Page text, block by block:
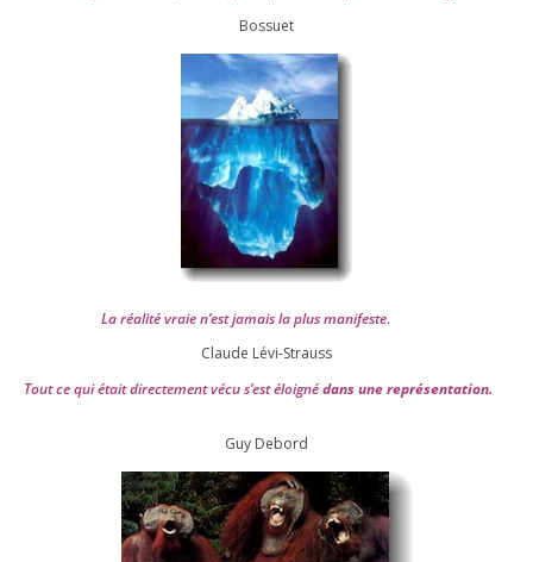
Bossuet
La réa­lité vraie n’est jamais la plus mani­feste.
Claude Lévi-Strauss
Tout ce qui était direc­te­ment vécu s’est éloi­gnédans une repré­sen­ta­tion.
Guy Debord